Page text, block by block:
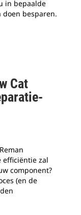
in bepaalde
besparen.
Cat
efficiëntie zal
component?
(en de